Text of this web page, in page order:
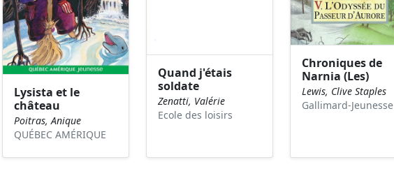
Lysista et le
château
Poitras, Anique
QUÉBEC AMÉRIQUE
Quand j'étais
soldate
Zenatti, Valérie
Ecole des loisirs
Chroniques de
Narnia (Les)
Lewis, Clive Staples
Gallimard-Jeunesse